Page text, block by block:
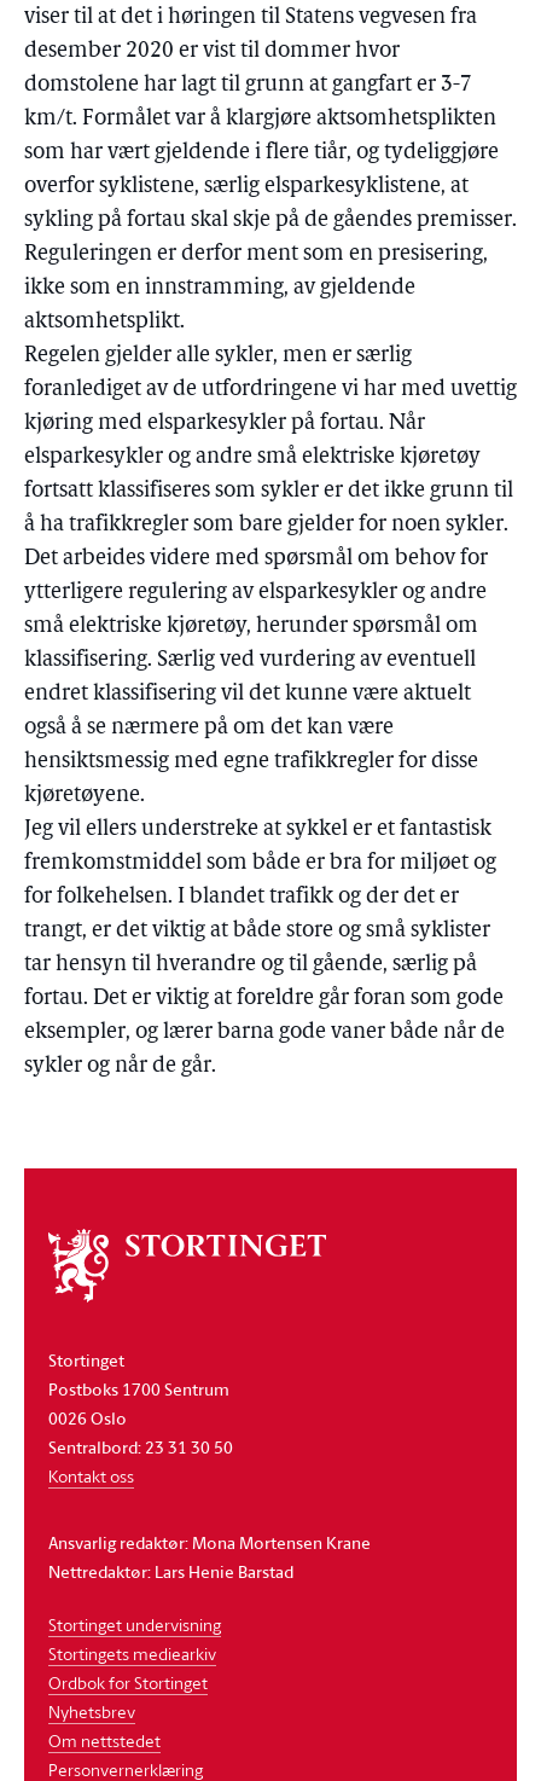
viser til at det i høringen til Statens vegvesen fra
desember 2020 er vist til dommer hvor
domstolene har lagt til grunn at gangfart er 3-7
km/t. Formålet var å klargjøre aktsomhetsplikten
som har vært gjeldende i flere tiår, og tydeliggjøre
overfor syklistene, særlig elsparkesyklistene, at
sykling på fortau skal skje på de gåendes premisser.
Reguleringen er derfor ment som en presisering,
ikke som en innstramming, av gjeldende
aktsomhetsplikt.
Regelen gjelder alle sykler, men er særlig
foranlediget av de utfordringene vi har med uvettig
kjøring med elsparkesykler på fortau. Når
elsparkesykler og andre små elektriske kjøretøy
fortsatt klassifiseres som sykler er det ikke grunn til
å ha trafikkregler som bare gjelder for noen sykler.
Det arbeides videre med spørsmål om behov for
ytterligere regulering av elsparkesykler og andre
små elektriske kjøretøy, herunder spørsmål om
klassifisering. Særlig ved vurdering av eventuell
endret klassifisering vil det kunne være aktuelt
også å se nærmere på om det kan være
hensiktsmessig med egne trafikkregler for disse
kjøretøyene.
Jeg vil ellers understreke at sykkel er et fantastisk
fremkomstmiddel som både er bra for miljøet og
for folkehelsen. I blandet trafikk og der det er
trangt, er det viktig at både store og små syklister
tar hensyn til hverandre og til gående, særlig på
fortau. Det er viktig at foreldre går foran som gode
eksempler, og lærer barna gode vaner både når de
sykler og når de går.
Om
stortinget
Stortinget
Postboks 1700 Sentrum
0026 Oslo
Sentralbord: 23 31 30 50
Kontakt oss
Ansvarlig redaktør: Mona Mortensen Krane
Nettredaktør: Lars Henie Barstad
Stortinget undervisning
Stortingets mediearkiv
Ordbok for Stortinget
Nyhetsbrev
Om nettstedet
Personvernerklæring